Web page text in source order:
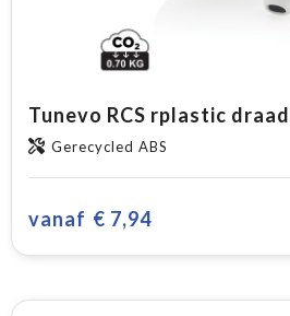
Tunevo RCS rplastic
Gerecycled ABS
vanaf € 7,94